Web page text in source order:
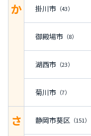
か 掛川市 （43）
御殿場市 （8）
湖西市 （23）
菊川市 （7）
さ 静岡市葵区 （151）